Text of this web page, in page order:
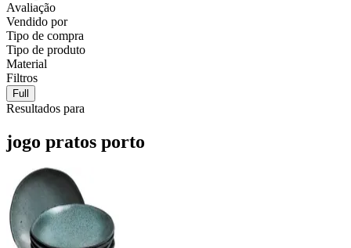
Avaliação
Vendido por
Tipo de compra
Tipo de produto
Material
Filtros
Full
Resultados para
jogo pratos porto